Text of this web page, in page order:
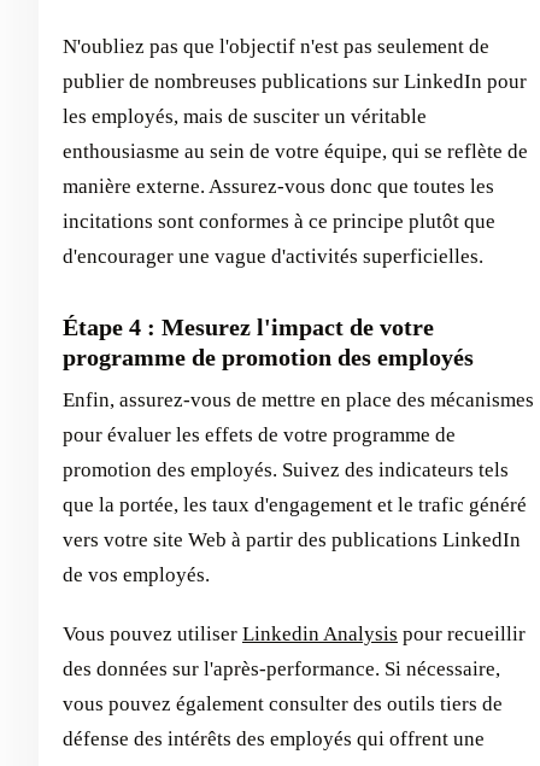
N'oubliez pas que l'objectif n'est pas seulement de
publier de nombreuses publications sur LinkedIn pour
les employés, mais de susciter un véritable
enthousiasme au sein de votre équipe, qui se reflète de
manière externe. Assurez-vous donc que toutes les
incitations sont conformes à ce principe plutôt que
d'encourager une vague d'activités superficielles.
Étape 4 : Mesurez l'impact de votre
programme de promotion des employés
Enfin, assurez-vous de mettre en place des mécanismes
pour évaluer les effets de votre programme de
promotion des employés. Suivez des indicateurs tels
que la portée, les taux d'engagement et le trafic généré
vers votre site Web à partir des publications LinkedIn
de vos employés.
Vous pouvez utiliser Linkedin Analysis pour recueillir
des données sur l'après-performance. Si nécessaire,
vous pouvez également consulter des outils tiers de
défense des intérêts des employés qui offrent une